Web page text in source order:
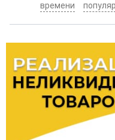
времени